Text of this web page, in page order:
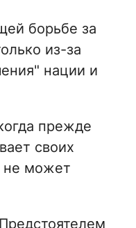
борьбе за
из-за
нации и
прежде
своих
не может